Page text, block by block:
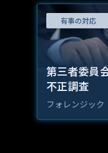
有事の対応
第三者委員
不正調査
フォレンジック